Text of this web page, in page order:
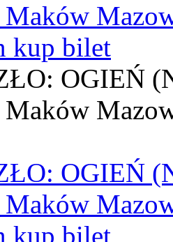
Maków
kup bilet
OGIEŃ
Maków
OGIEŃ
Maków
kup bilet